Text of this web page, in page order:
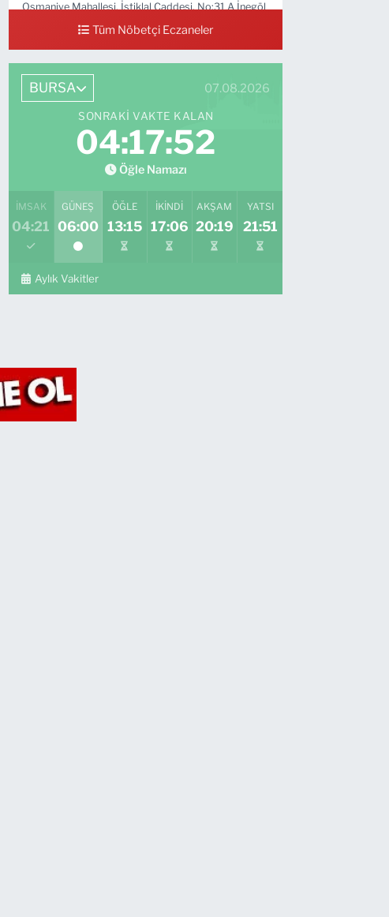
Osmaniye Mahallesi, İstiklal Caddesi, No:31 A İnegöl
Tüm Nöbetçi Eczaneler
BURSA 07.08.2026
SONRAKI VAKTE KALAN
04:17:50
Öğle Namazı
İMSAK
04:21
GÜNEŞ
06:00
ÖĞLE
13:15
İKINDI
17:06
AKŞAM
20:19
YATSI
21:51
Aylık Vakitler